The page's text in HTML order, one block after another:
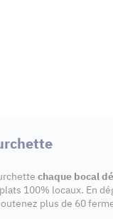
chaque bocal
100% locaux. En
plus de 60